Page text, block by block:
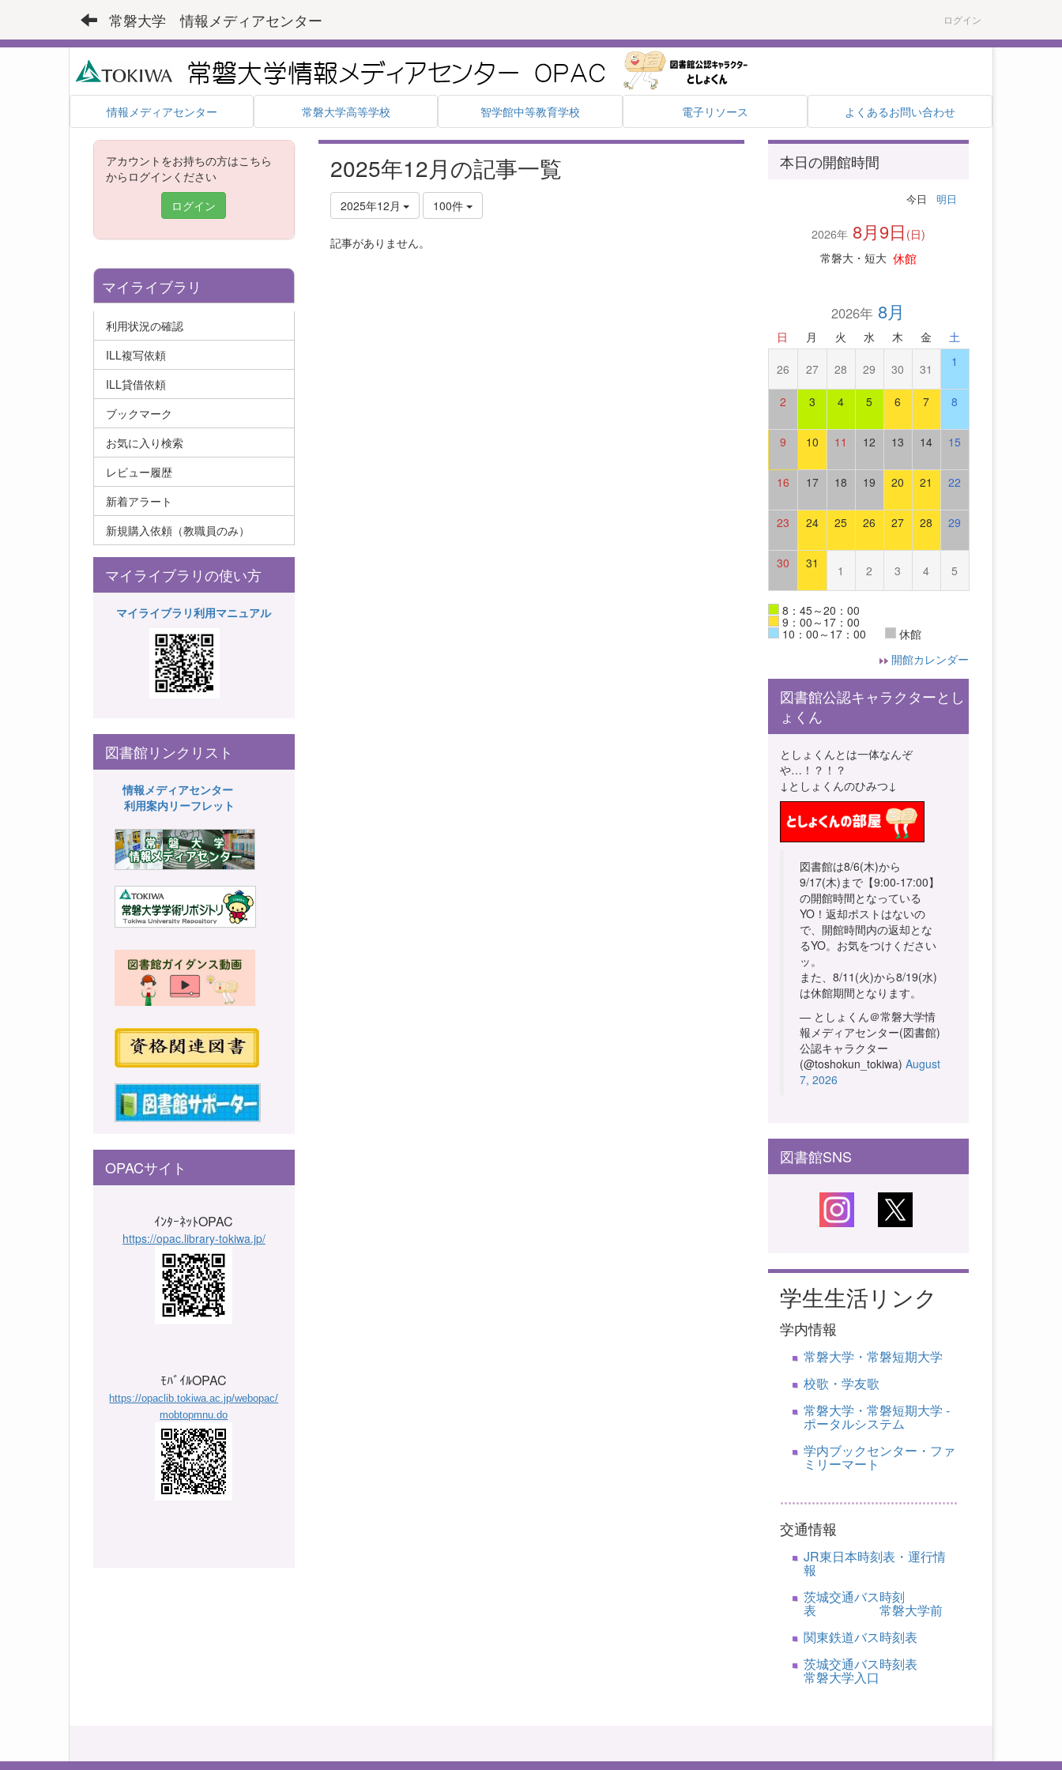
常磐大学 情報メディアセンター ログイン
情報メディアセンター 常磐大学高等学校 智学館中等教育学校 電子リソース よくあるお問い合わせ
2025年12月の記事一覧
2025年12月 100件
記事がありません。
アカウントをお持ちの方はこちら
からログインください
ログイン
マイライブラリ
利用状況の確認
ILL複写依頼
ILL貸借依頼
ブックマーク
お気に入り検索
レビュー履歴
新着アラート
新規購入依頼（教職員のみ）
マイライブラリの使い方
マイライブラリ利用マニュアル
図書館リンクリスト
情報メディアセンター
利用案内リーフレット
OPACサイト
ｲﾝﾀｰﾈｯﾄOPAC
https://opac.library-tokiwa.jp/
ﾓﾊﾞｲﾙOPAC
https://opaclib.tokiwa.ac.jp/webopac/
mobtopmnu.do
本日の開館時間
今日 明日
2026年 8月9日 (日)
常磐大・短大 休館
2026年 8月
日 月 火 水 木 金 土
26 27 28 29 30 31 1
2 3 4 5 6 7 8
9 10 11 12 13 14 15
16 17 18 19 20 21 22
23 24 25 26 27 28 29
30 31 1 2 3 4 5
8：45～20：00
9：00～17：00
10：00～17：00
休館
開館カレンダー
図書館公認キャラクターとし
ょくん
としょくんとは一体なんぞ
や…！？！？
↓としょくんのひみつ↓
図書館は8/6(木)から
9/17(木)まで【9:00-17:00】
の開館時間となっている
YO！返却ポストはないの
で、開館時間内の返却とな
るYO。お気をつけください
ッ。
また、8/11(火)から8/19(水)
は休館期間となります。
— としょくん＠常磐大学情
報メディアセンター(図書館)
公認キャラクター
(@toshokun_tokiwa) August
7, 2026
図書館SNS
学生生活リンク
学内情報
常磐大学・常磐短期大学
校歌・学友歌
常磐大学・常磐短期大学 -
ポータルシステム
学内ブックセンター・ファ
ミリーマート
交通情報
JR東日本時刻表・運行情
報
茨城交通バス時刻
表 常磐大学前
関東鉄道バス時刻表
茨城交通バス時刻表
常磐大学入口